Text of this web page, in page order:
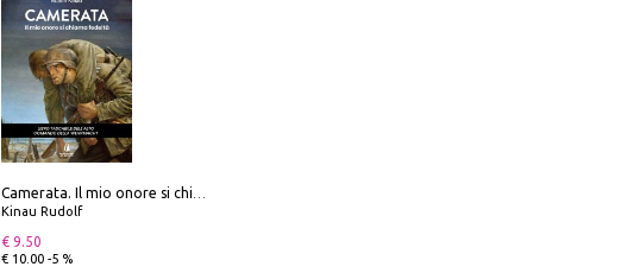
Camerata. Il mio onore si chiama fedeltà
Kinau Rudolf
€ 9.50
€ 10.00 -5 %